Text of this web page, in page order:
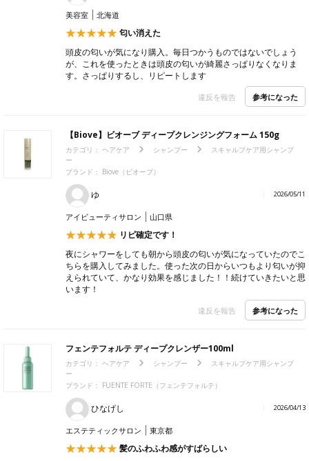
美容室 北海道
匂い消えた
頭皮の匂いが気になり購入。毎日つかうものではないでしょう
が、これを使ったときは頭皮の匂いが綺麗さっぱりなくなりま
す。さっぱりするし、リピートします
違反を報告 参考になった
【Biove】ビオーブ ディープクレンジングフォーム 150g
カテゴリ： ヘアケア シャンプー
スキャルプケア用シャンプ
ー
ブランド： Biove（ビオーブ）
ゆ 2026/05/11
アイビューティサロン 山口県
リピ確定です！
夜にシャワーをしても朝から頭皮の匂いが気になっていたのでこ
ちらを購入してみました。使った次の日からいつもより匂いが抑
えられていて、かなり効果を感じました！！続けていきたいと思
います！
違反を報告 参考になった
フェンテフォルテ ディープクレンザー100ml
カテゴリ： ヘアケア シャンプー
スキャルプケア用シャンプ
ー
ブランド： FUENTE FORTE（フェンテフォルテ）
ひなげし 2026/04/13
エステティックサロン 東京都
髪のふわふわ感がすばらしい